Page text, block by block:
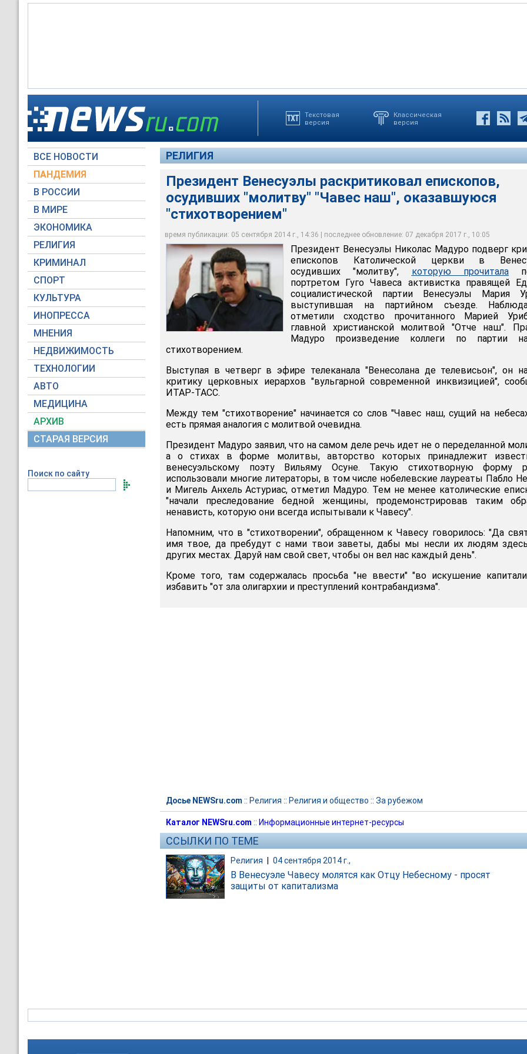
Текстовая
версия
Классическая
версия
ВСЕ НОВОСТИ
ПАНДЕМИЯ
В РОССИИ
В МИРЕ
ЭКОНОМИКА
РЕЛИГИЯ
КРИМИНАЛ
СПОРТ
КУЛЬТУРА
ИНОПРЕССА
МНЕНИЯ
НЕДВИЖИМОСТЬ
ТЕХНОЛОГИИ
АВТО
МЕДИЦИНА
АРХИВ
СТАРАЯ ВЕРСИЯ
Поиск по сайту
РЕЛИГИЯ
Президент Венесуэлы раскритиковал епископов,
осудивших "молитву" "Чавес наш", оказавшуюся
"стихотворением"
время публикации: 05 сентября 2014 г., 14:36 | последнее обновление: 07 декабря 2017 г., 10:05
Президент Венесуэлы Николас Мадуро подверг критике епископов Католической
церкви в Венесуэле, осудивших "молитву", которую прочитала перед портретом Гуго
Чавеса активистка правящей Единой социалистической партии Венесуэлы Мария
Урибе
Global Look Press
Президент Венесуэлы Николас Мадуро подверг
епископов Католической церкви в
осудивших "молитву", которую прочитала
портретом Гуго Чавеса активистка правящей
социалистической партии Венесуэлы Мария
выступившая на партийном съезде.
отметили сходство прочитанного Марией
главной христианской молитвой "Отче наш".
Мадуро произведение коллеги по партии
стихотворением.
Выступая в четверг в эфире телеканала "Венесолана де телевисьон", он
критику церковных иерархов "вульгарной современной инквизицией",
ИТАР-ТАСС.
Между тем "стихотворение" начинается со слов "Чавес наш, сущий на
есть прямая аналогия с молитвой очевидна.
Президент Мадуро заявил, что на самом деле речь идет не о переделанной
а о стихах в форме молитвы, авторство которых принадлежит
венесуэльскому поэту Вильяму Осуне. Такую стихотворную форму
использовали многие литераторы, в том числе нобелевские лауреаты Пабло
и Мигель Анхель Астуриас, отметил Мадуро. Тем не менее католические
"начали преследование бедной женщины, продемонстрировав таким
ненависть, которую они всегда испытывали к Чавесу".
Напомним, что в "стихотворении", обращенном к Чавесу говорилось: "Да
имя твое, да пребудут с нами твои заветы, дабы мы несли их людям
других местах. Даруй нам свой свет, чтобы он вел нас каждый день".
Кроме того, там содержалась просьба "не ввести" "во искушение
избавить "от зла олигархии и преступлений контрабандизма".
Досье NEWSru.com :: Религия :: Религия и общество :: За рубежом
Каталог NEWSru.com :: Информационные интернет-ресурсы
ССЫЛКИ ПО ТЕМЕ
Религия 04 сентября 2014 г.,
В Венесуэле Чавесу молятся как Отцу Небесному - просят
защиты от капитализма